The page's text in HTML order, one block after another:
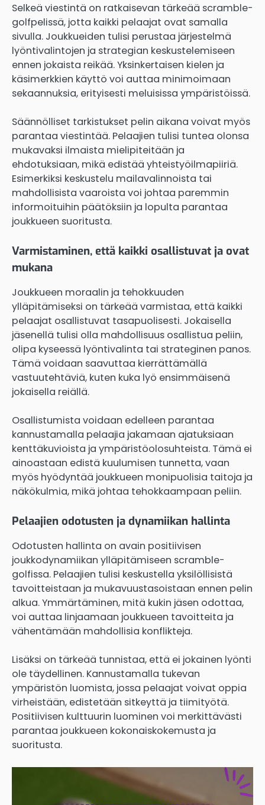
Selkeä viestintä on ratkaisevan tärkeää scramble-
golfpelissä, jotta kaikki pelaajat ovat samalla
sivulla. Joukkueiden tulisi perustaa järjestelmä
lyöntivalintojen ja strategian keskustelemiseen
ennen jokaista reikää. Yksinkertaisen kielen ja
käsimerkkien käyttö voi auttaa minimoimaan
sekaannuksia, erityisesti meluisissa ympäristöissä.
Säännölliset tarkistukset pelin aikana voivat myös
parantaa viestintää. Pelaajien tulisi tuntea olonsa
mukavaksi ilmaista mielipiteitään ja
ehdotuksiaan, mikä edistää yhteistyöilmapiiriä.
Esimerkiksi keskustelu mailavalinnoista tai
mahdollisista vaaroista voi johtaa paremmin
informoituihin päätöksiin ja lopulta parantaa
joukkueen suoritusta.
Varmistaminen, että kaikki osallistuvat ja ovat
mukana
Joukkueen moraalin ja tehokkuuden
ylläpitämiseksi on tärkeää varmistaa, että kaikki
pelaajat osallistuvat tasapuolisesti. Jokaisella
jäsenellä tulisi olla mahdollisuus osallistua peliin,
olipa kyseessä lyöntivalinta tai strateginen panos.
Tämä voidaan saavuttaa kierrättämällä
vastuutehtäviä, kuten kuka lyö ensimmäisenä
jokaisella reiällä.
Osallistumista voidaan edelleen parantaa
kannustamalla pelaajia jakamaan ajatuksiaan
kenttäkuvioista ja ympäristöolosuhteista. Tämä ei
ainoastaan edistä kuulumisen tunnetta, vaan
myös hyödyntää joukkueen monipuolisia taitoja ja
näkökulmia, mikä johtaa tehokkaampaan peliin.
Pelaajien odotusten ja dynamiikan hallinta
Odotusten hallinta on avain positiivisen
joukkodynamiikan ylläpitämiseen scramble-
golfissa. Pelaajien tulisi keskustella yksilöllisistä
tavoitteistaan ja mukavuustasoistaan ennen pelin
alkua. Ymmärtäminen, mitä kukin jäsen odottaa,
voi auttaa linjaamaan joukkueen tavoitteita ja
vähentämään mahdollisia konflikteja.
Lisäksi on tärkeää tunnistaa, että ei jokainen lyönti
ole täydellinen. Kannustamalla tukevan
ympäristön luomista, jossa pelaajat voivat oppia
virheistään, edistetään sitkeyttä ja tiimityötä.
Positiivisen kulttuurin luominen voi merkittävästi
parantaa joukkueen kokonaiskokemusta ja
suoritusta.